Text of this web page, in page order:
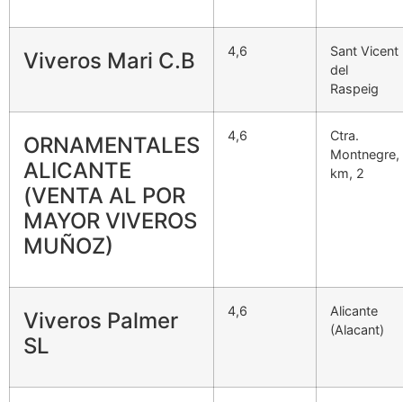
Viveros Mari C.B 4,6
Sant Vicent
del
Raspeig
ORNAMENTALES
ALICANTE
(VENTA AL POR
MAYOR VIVEROS
MUÑOZ)
4,6
Ctra.
Montnegre,
km, 2
Viveros Palmer
SL
4,6
Alicante
(Alacant)